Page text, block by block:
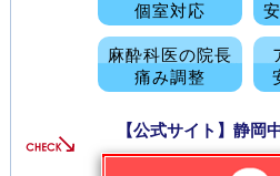
個室対応
麻酔科医の院長
痛み調整
【公式サイト】静岡